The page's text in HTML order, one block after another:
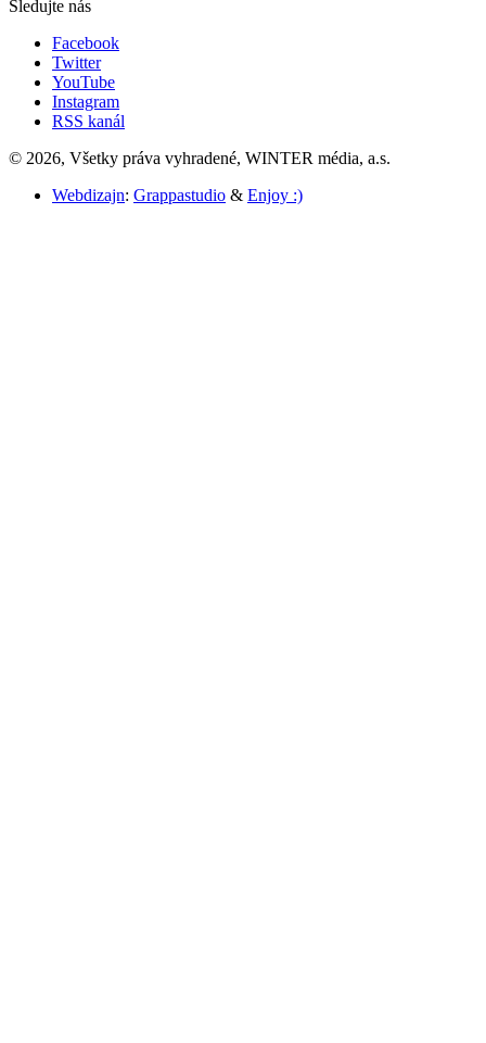
Sledujte nás
Facebook
Twitter
YouTube
Instagram
RSS kanál
© 2026, Všetky práva vyhradené, WINTER média, a.s.
Webdizajn: Grappastudio & Enjoy :)